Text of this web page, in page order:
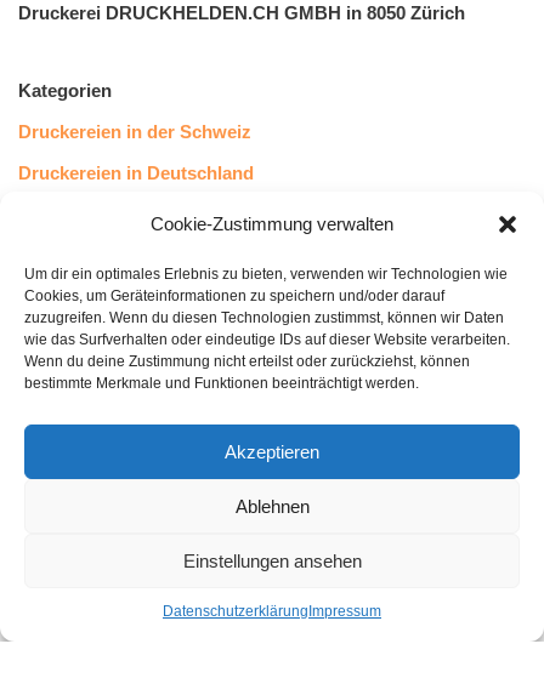
Cookie-Zustimmung verwalten
Um dir ein optimales Erlebnis zu bieten, verwenden wir Technologien wie
Cookies, um Geräteinformationen zu speichern und/oder darauf
zuzugreifen. Wenn du diesen Technologien zustimmst, können wir Daten
wie das Surfverhalten oder eindeutige IDs auf dieser Website verarbeiten.
Wenn du deine Zustimmung nicht erteilst oder zurückziehst, können
bestimmte Merkmale und Funktionen beeinträchtigt werden.
Akzeptieren
Ablehnen
Einstellungen ansehen
Datenschutzerklärung Impressum
Druckerei DRUCKHELDEN.CH GMBH in 8050 Zürich
Kategorien
Druckereien in der Schweiz
Druckereien in Deutschland
Druckereien in Österreich
Kundenstimmen
43Leserstimmen